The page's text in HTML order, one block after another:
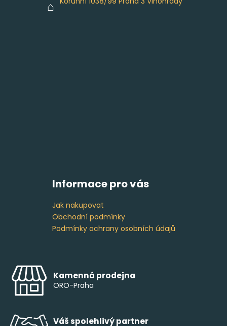
Informace pro vás
Jak nakupovat
Obchodní podmínky
Podmínky ochrany osobních údajů
Kamenná prodejna
ORO-Praha
Váš spolehlivý partner